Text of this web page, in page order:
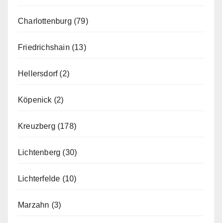
Charlottenburg (79)
Friedrichshain (13)
Hellersdorf(2)
Köpenick (2)
Kreuzberg (178)
Lichtenberg (30)
Lichterfelde (10)
Marzahn (3)